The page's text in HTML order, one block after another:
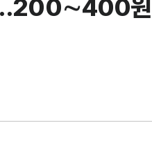
…200∼400원